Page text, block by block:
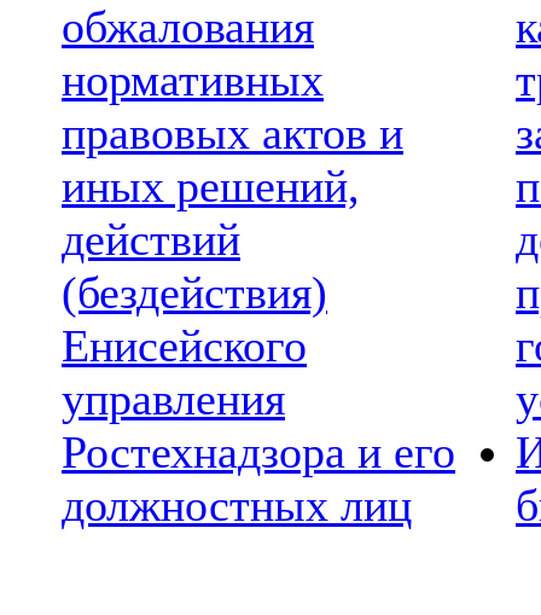
обжалования
нормативных
правовых актов и
иных решений,
действий
(бездействия)
Енисейского
управления
Ростехнадзора и его
должностных лиц